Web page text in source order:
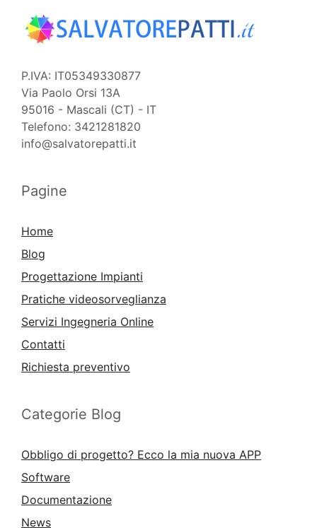
P.IVA: IT05349330877
Via Paolo Orsi 13A
95016 - Mascali (CT) - IT
Telefono: 3421281820
info@salvatorepatti.it
Pagine
Home
Blog
Progettazione Impianti
Pratiche videosorveglianza
Servizi Ingegneria Online
Contatti
Richiesta preventivo
Categorie Blog
Obbligo di progetto? Ecco la mia nuova APP
Software
Documentazione
News